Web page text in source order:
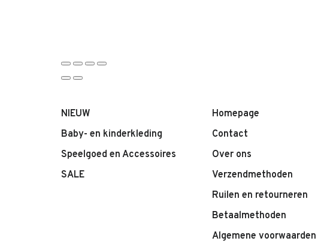
NIEUW
Baby- en kinderkleding
Speelgoed en Accessoires
SALE
Homepage
Contact
Over ons
Verzendmethoden
Ruilen en retourneren
Betaalmethoden
Algemene voorwaarden